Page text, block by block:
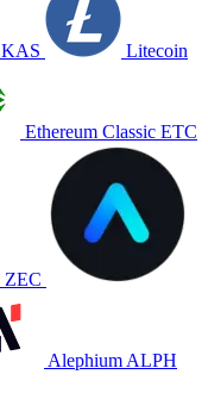
KAS Litecoin
Ethereum Classic ETC
ZEC
Alephium ALPH